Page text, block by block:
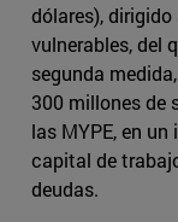
dólares),
vulnerables, del
segunda
300 millones de
las MYPE, en
capital de
deudas.